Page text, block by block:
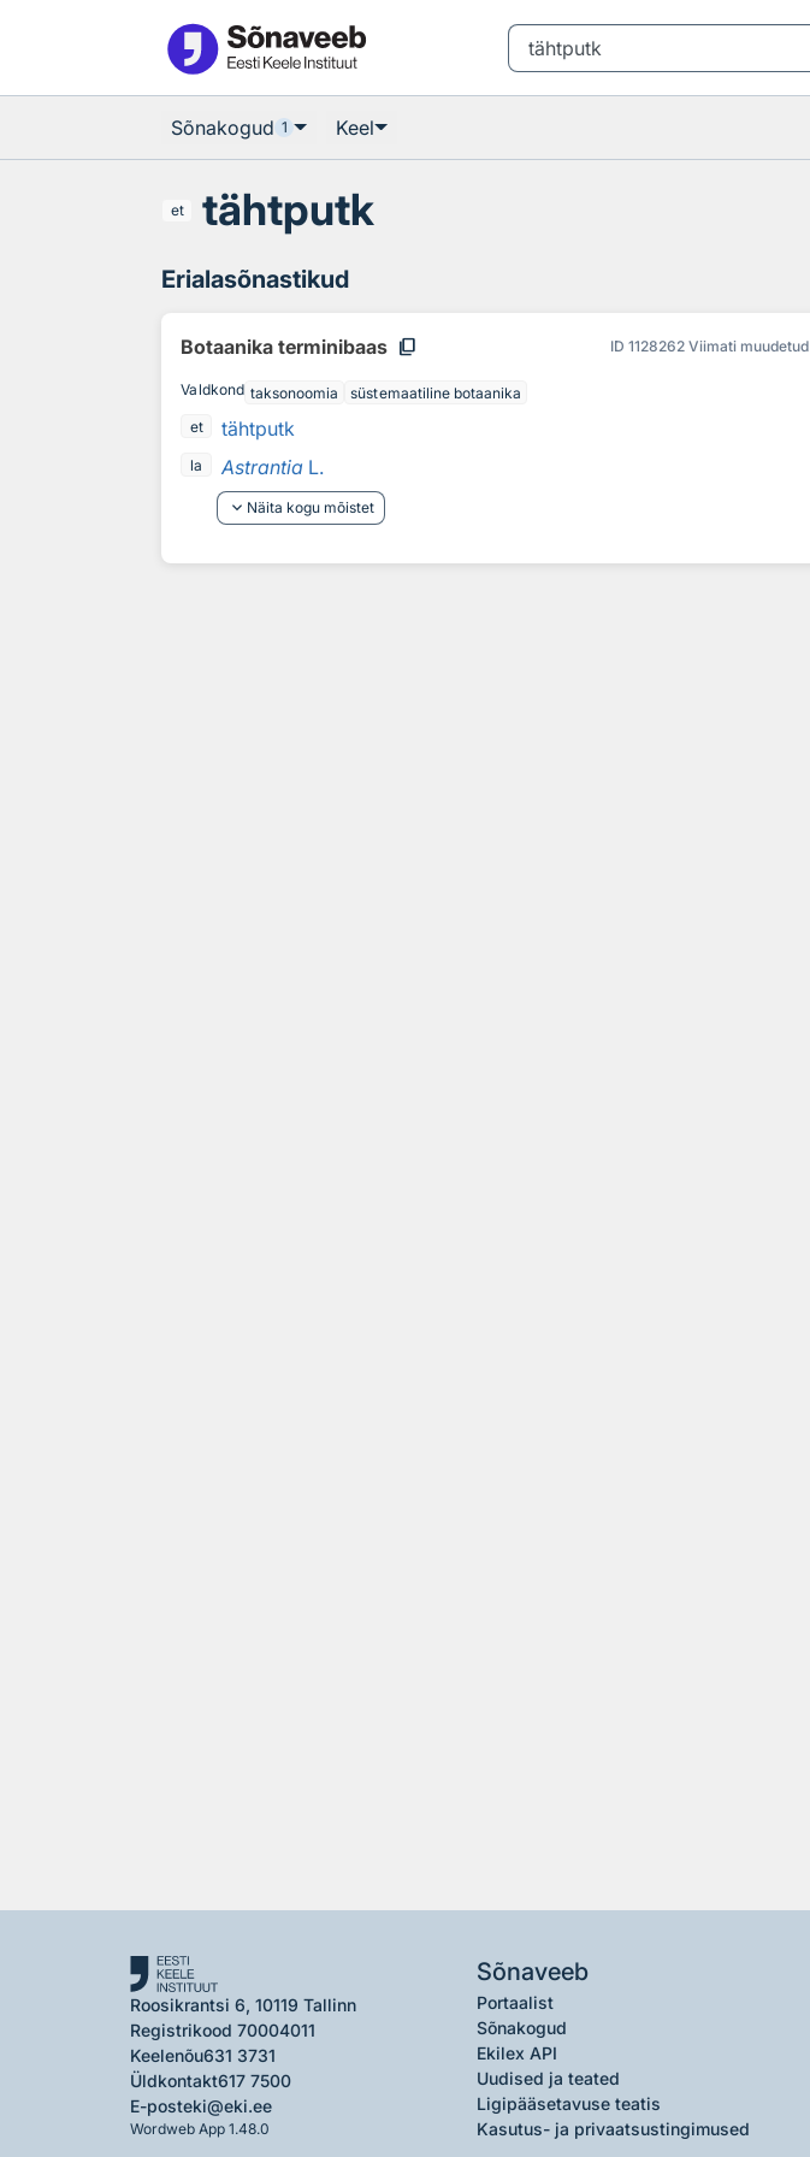
Sõnakogud 1 Keel
et tähtputk
Erialasõnastikud
Botaanika terminibaas content_copy ID 1128262 Viimati muudetud
Valdkond taksonoomia
süstemaatiline botaanika
et
tähtputk
la Astrantia L.
keyboard_arrow_down Näita kogu mõistet
Roosikrantsi 6, 10119 Tallinn
Registrikood 70004011
Keelenõu631 3731
Üldkontakt617 7500
E-posteki@eki.ee
Wordweb App 1.48.0
Sõnaveeb
Portaalist
Sõnakogud
Ekilex API
Uudised ja teated
Ligipääsetavuse teatis
Kasutus- ja privaatsustingimused